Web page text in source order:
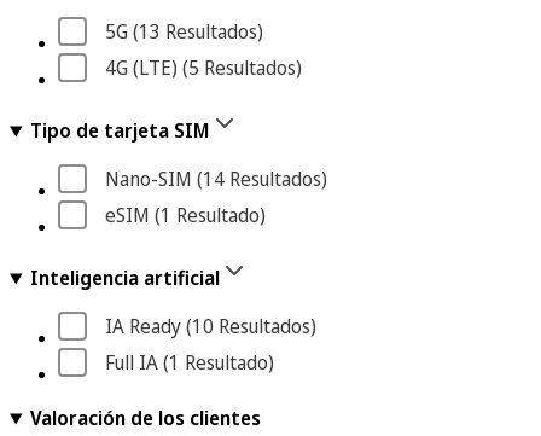
5G (13 Resultados)
4G (LTE) (5 Resultados)
Tipo de tarjeta SIM
Nano-SIM (14 Resultados)
eSIM (1 Resultado)
Inteligencia artificial
IA Ready (10 Resultados)
Full IA (1 Resultado)
Valoración de los clientes